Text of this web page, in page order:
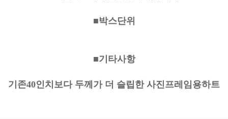
■박스단위
■기타사항
기존40인치보다 두께가 더 슬립한 사진프레임용하트